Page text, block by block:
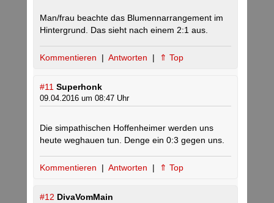
Man/frau beachte das Blumennarrangement im
Hintergrund. Das sieht nach einem 2:1 aus.
Kommentieren | Antworten | ⇑ Top
#11 Superhonk
09.04.2016 um 08:47 Uhr
Die simpathischen Hoffenheimer werden uns
heute weghauen tun. Denge ein 0:3 gegen uns.
Kommentieren | Antworten | ⇑ Top
#12 DivaVomMain